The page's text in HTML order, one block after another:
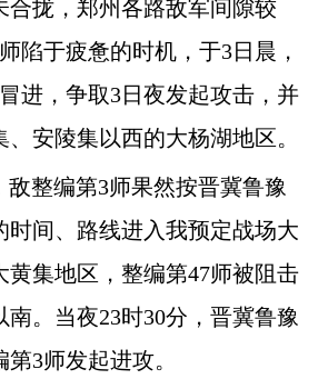
合拢，郑州各路敌军间隙较
陷于疲惫的时机，于3日晨，
进，争取3日夜发起攻击，并
安陵集以西的大杨湖地区。
敌整编第3师果然按晋冀鲁豫
时间、路线进入我预定战场大
黄集地区，整编第47师被阻击
。当夜23时30分，晋冀鲁豫
3师发起进攻。